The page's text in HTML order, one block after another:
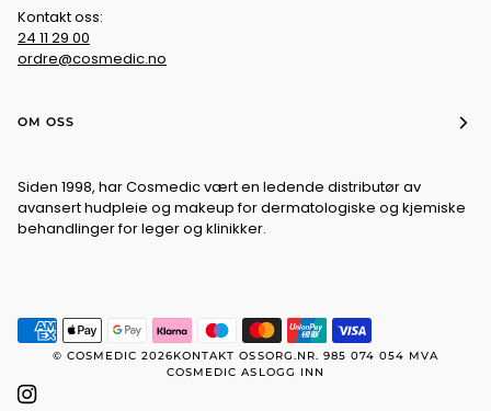
Kontakt oss:
24 11 29 00
ordre@cosmedic.no
OM OSS
Siden 1998, har Cosmedic vært en ledende distributør av
avansert hudpleie og makeup for dermatologiske og kjemiske
behandlinger for leger og klinikker.
© COSMEDIC 2026KONTAKT OSSORG.NR. 985 074 054 MVA
COSMEDIC AS LOGG INN